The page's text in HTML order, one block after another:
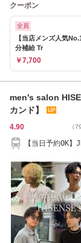
クーポン
全員
【当店メンズ人気
分補給 Tr
￥7,700
men's salon
カンド】
4.90 （
【当日予約OK